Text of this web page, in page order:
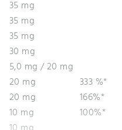
35 mg
35 mg
35 mg
30 mg
5,0 mg / 20 mg
20 mg
333 %*
20 mg
166%*
10 mg
100%*